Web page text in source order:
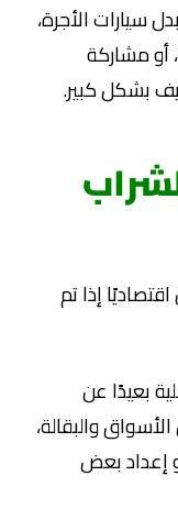
سيارات الأجرة،
أو مشاركة
بشكل كبير.
إذا تم
بعيدًا عن
والبقالة،
إعداد بعض